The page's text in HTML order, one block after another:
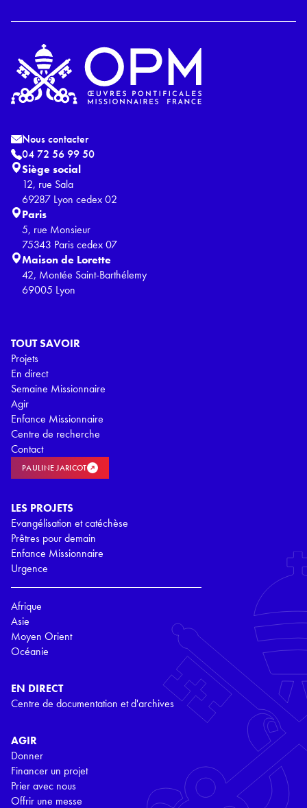
TOUT SAVOIR
Projets
En direct
Semaine Missionnaire
Agir
Enfance Missionnaire
Centre de recherche
Contact
PAULINE JARICOT
LES PROJETS
Evangélisation et catéchèse
Prêtres pour demain
Enfance Missionnaire
Urgence
Afrique
Asie
Moyen Orient
Océanie
EN DIRECT
Centre de documentation et d'archives
AGIR
Donner
Financer un projet
Prier avec nous
Offrir une messe
Nous contacter
04 72 56 99 50
Siège social
12, rue Sala
69287 Lyon cedex 02
Paris
5, rue Monsieur
75343 Paris cedex 07
Maison de Lorette
42, Montée Saint-Barthélemy
69005 Lyon